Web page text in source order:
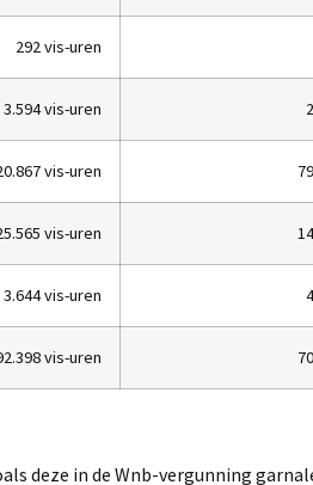
292 vis-uren
3.594 vis-uren
vis-uren
vis-uren
3.644 vis-uren
vis-uren
deze in de Wnb-vergunning